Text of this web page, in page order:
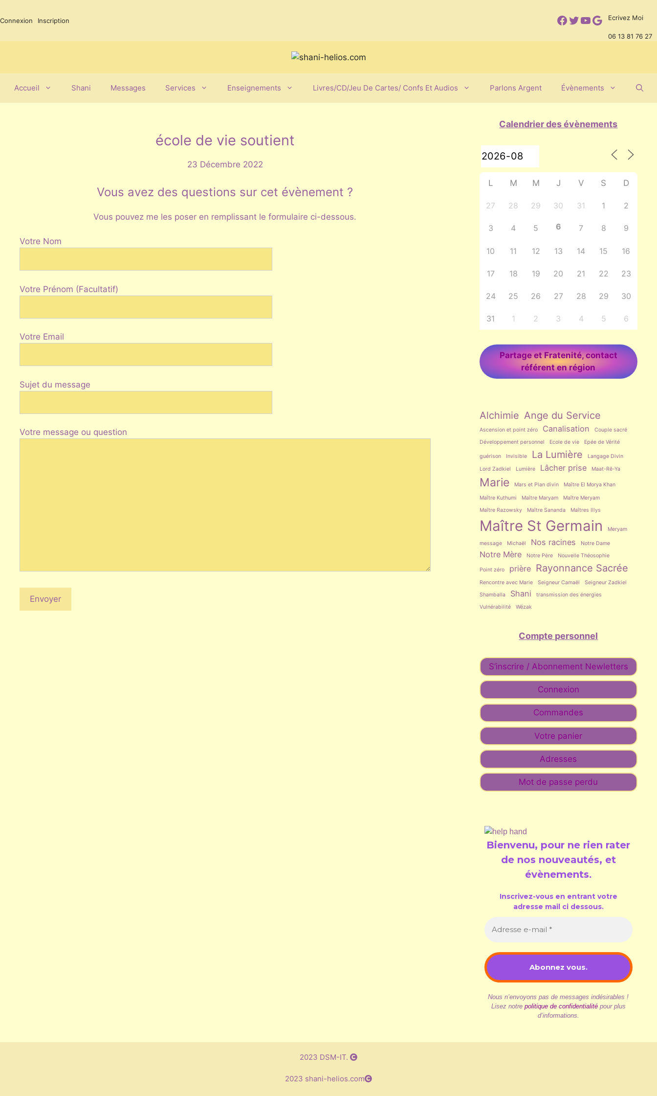
au
Connexion Facebook
Twitter
YouTube
Google
Inscription Ecrivez Moi
06 13 81 76 27
Accueil Shani Messages Services Enseignements Livres/CD/Jeu De Cartes/ Confs Et Audios Parlons Argent Évènements
école de vie soutient
23 Décembre 2022
Vous avez des questions sur cet évènement ?
Vous pouvez me les poser en remplissant le formulaire ci-dessous.
Votre Nom
Votre Prénom (Facultatif)
Votre Email
Sujet du message
Votre message ou question
Calendrier des évènements
L M M J V S D
27 28 29 30 31 1 2
3 4 5 6 7 8 9
10 11 12 13 14 15 16
17 18 19 20 21 22 23
24 25 26 27 28 29 30
31 1 2 3 4 5 6
Partage et Fratenité, contact
référent en région
Alchimie Ange du Service
Ascension et point zéro Canalisation
Couple sacré
Développement personnel
Ecole de vie Epée de Vérité
guérison Invisible La Lumière
Langage Divin
Lord Zadkiel
Lumière Lâcher prise Maat-Rê-Ya
Marie Mars et Plan divin Maître El Morya Khan
Maître Kuthumi Maître Maryam
Maître Meryam
Maître Razowsky
Maître Sananda Maîtres Illys
Maître St Germain Meryam
message Michaël Nos racines Notre Dame
Notre Mère Notre Père Nouvelle Théosophie
Point zéro prière Rayonnance Sacrée
Rencontre avec Marie Seigneur Camaël
Seigneur Zadkiel
Shamballa
Shani
transmission des énergies
Vulnérabilité
Wézak
Compte personnel
S’inscrire / Abonnement Newletters
Connexion
Commandes
Votre panier
Adresses
Mot de passe perdu
Bienvenu, pour ne rien rater
de nos nouveautés, et
évènements.
Inscrivez-vous en entrant votre
adresse mail ci dessous.
Nous n’envoyons pas de messages indésirables !
Lisez notre politique de confidentialitépour plus
d’informations.
2023 DSM-IT.
2023 shani-helios.com